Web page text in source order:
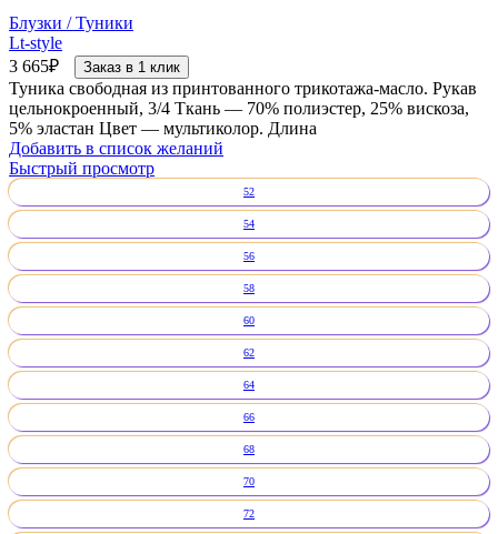
Блузки / Туники
Lt-style
3 665₽ Заказ в 1 клик
Туника свободная из принтованного трикотажа-масло. Рукав
цельнокроенный, 3/4 Ткань — 70% полиэстер, 25% вискоза,
5% эластан Цвет — мультиколор. Длина
Добавить в список желаний
Быстрый просмотр
52
54
56
58
60
62
64
66
68
70
72